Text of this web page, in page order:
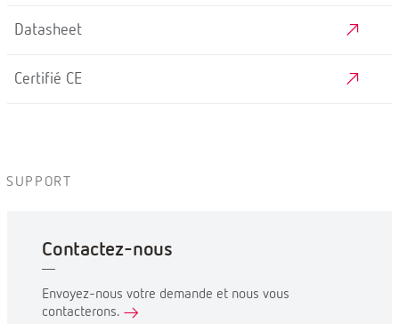
Datasheet
Certifié CE
SUPPORT
Contactez-nous
Envoyez-nous votre demande et nous vous
contacterons.